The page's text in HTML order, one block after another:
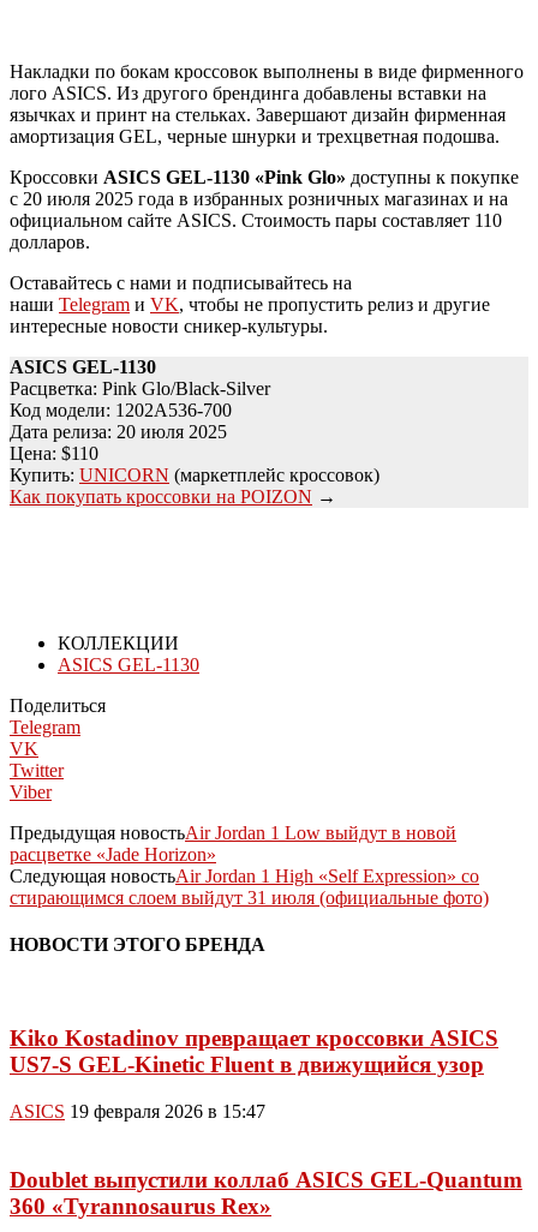
Накладки по бокам кроссовок выполнены в виде фирменного
лого ASICS. Из другого брендинга добавлены вставки на
язычках и принт на стельках. Завершают дизайн фирменная
амортизация GEL, черные шнурки и трехцветная подошва.
Кроссовки ASICS GEL-1130 «Pink Glo» доступны к покупке
с 20 июля 2025 года в избранных розничных магазинах и на
официальном сайте ASICS. Стоимость пары составляет 110
долларов.
Оставайтесь с нами и подписывайтесь на
наши Telegram и VK, чтобы не пропустить релиз и другие
интересные новости сникер-культуры.
ASICS GEL-1130
Расцветка: Pink Glo/Black-Silver
Код модели: 1202A536-700
Дата релиза: 20 июля 2025
Цена: $110
Купить: UNICORN (маркетплейс кроссовок)
Как покупать кроссовки на POIZON →
КОЛЛЕКЦИИ
ASICS GEL-1130
Поделиться
Telegram
VK
Twitter
Viber
Предыдущая новостьAir Jordan 1 Low выйдут в новой
расцветке «Jade Horizon»
Следующая новостьAir Jordan 1 High «Self Expression» со
стирающимся слоем выйдут 31 июля (официальные фото)
НОВОСТИ ЭТОГО БРЕНДА
Kiko Kostadinov превращает кроссовки ASICS
US7-S GEL-Kinetic Fluent в движущийся узор
ASICS 19 февраля 2026 в 15:47
Doublet выпустили коллаб ASICS GEL-Quantum
360 «Tyrannosaurus Rex»